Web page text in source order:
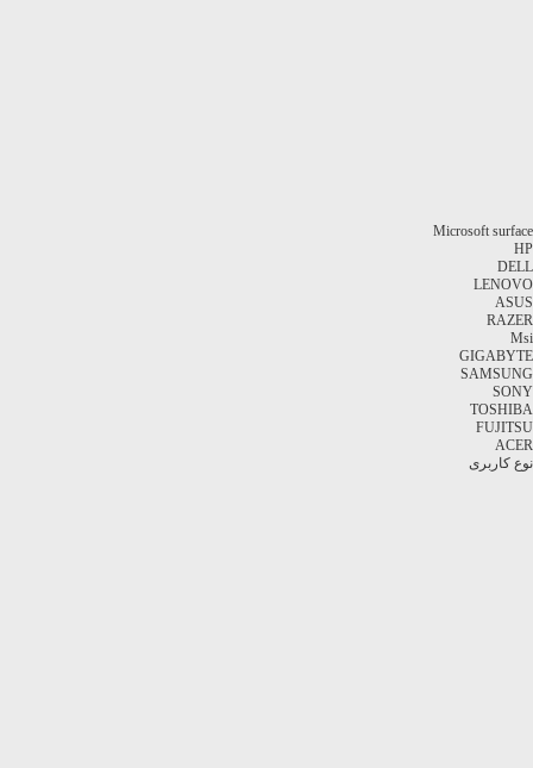
Microsoft surface
HP
DELL
LENOVO
ASUS
RAZER
Msi
GIGABYTE
SAMSUNG
SONY
TOSHIBA
FUJITSU
ACER
نوع کاربری